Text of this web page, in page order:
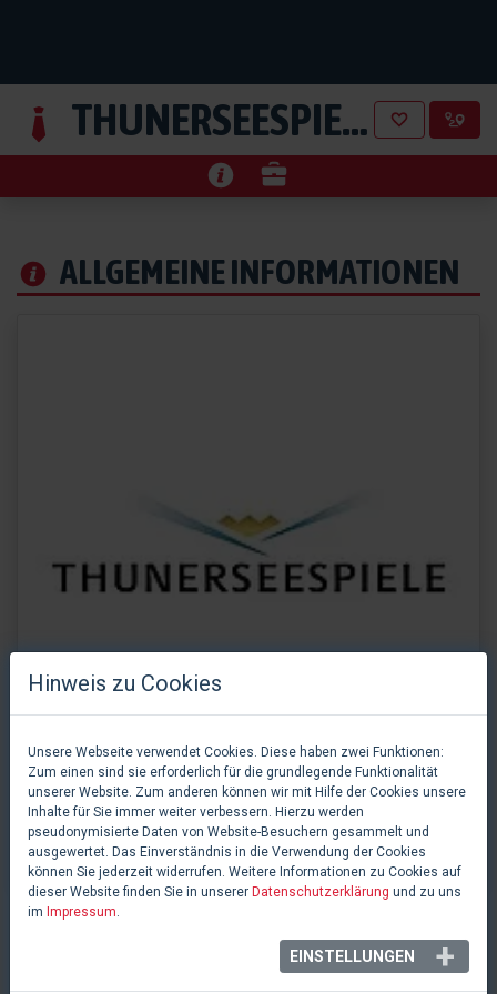
THUNERSEESPIELE AG aus
ALLGEMEINE INFORMATIONEN
Thunerseespiele AG
Thun, Schweiz
Hinweis zu Cookies
Unsere Webseite verwendet Cookies. Diese haben zwei Funktionen:
Zum einen sind sie erforderlich für die grundlegende Funktionalität
unserer Website. Zum anderen können wir mit Hilfe der Cookies unsere
Inhalte für Sie immer weiter verbessern. Hierzu werden
pseudonymisierte Daten von Website-Besuchern gesammelt und
ausgewertet. Das Einverständnis in die Verwendung der Cookies
können Sie jederzeit widerrufen. Weitere Informationen zu Cookies auf
dieser Website finden Sie in unserer Datenschutzerklärung und zu uns
im Impressum
EINSTELLUNGEN